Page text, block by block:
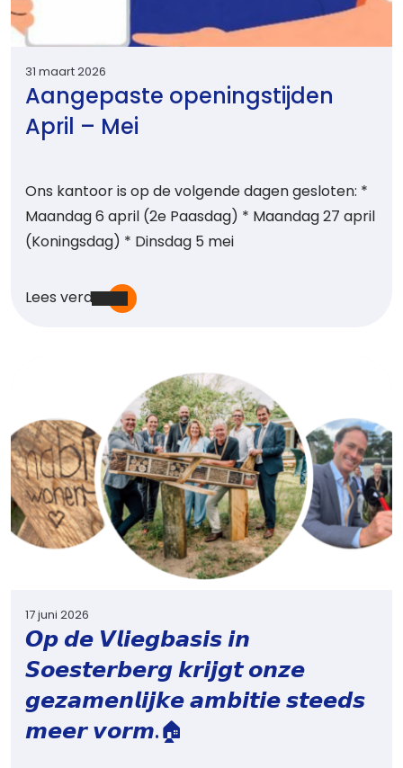
31 maart 2026
Aangepaste openingstijden
April – Mei
Ons kantoor is op de volgende dagen gesloten: *
Maandag 6 april (2e Paasdag) * Maandag 27 april
(Koningsdag) * Dinsdag 5 mei
Lees verder
17 juni 2026
𝙊𝙥 𝙙𝙚 𝙑𝙡𝙞𝙚𝙜𝙗𝙖𝙨𝙞𝙨 𝙞𝙣
𝙎𝙤𝙚𝙨𝙩𝙚𝙧𝙗𝙚𝙧𝙜 𝙠𝙧𝙞𝙟𝙜𝙩 𝙤𝙣𝙯𝙚
𝙜𝙚𝙯𝙖𝙢𝙚𝙣𝙡𝙞𝙟𝙠𝙚 𝙖𝙢𝙗𝙞𝙩𝙞𝙚 𝙨𝙩𝙚𝙚𝙙𝙨
𝙢𝙚𝙚𝙧 𝙫𝙤𝙧𝙢.🏠